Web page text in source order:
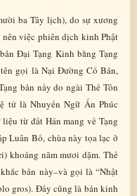
ba Tây lịch), do sự xương
việc phiên dịch kinh Phật
Đại Tạng Kinh bằng Tạng
gọi là Nại Đường Cổ Bản,
bản nầy do ngài Thế Tôn
tử là Nhuyến Ngữ Ẩn Phúc
từ đất Hán mang về Tạng
Luân Bố, chùa này tọa lạc ở
khoảng năm mươi dặm. Thế
bản này–và gọi là “Nhật
gros). Đấy cũng là bản kinh